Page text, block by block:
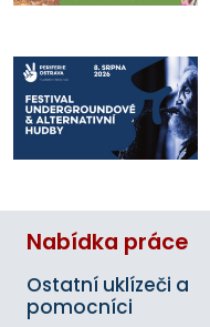
Nabídka práce
Ostatní uklízeči a
pomocníci